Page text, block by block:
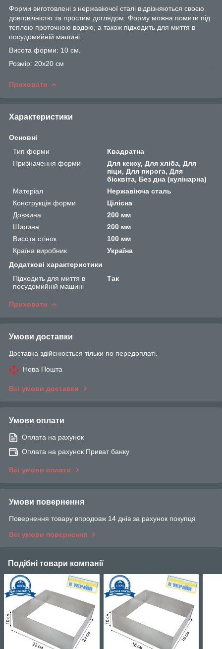
Форми виготовлені з нержавіючої сталі відрізняються своєю
довговічністю та простим доглядом. Форму можна помити під
теплою проточною водою, а також підходить для миття в
посудомийній машині.
Висота форми: 10 см.
Розмір: 20х20 см
Приховати
Характеристики
Основні
Тип форми
Квадратна
Призначення форми
Для кексу, Для хліба, Для
піци, Для пирога, Для
бісквіта, Без дна (кулінарна)
Матеріал
Нержавіюча сталь
Конструкція форми
Цілісна
Довжина
200 мм
Ширина
200 мм
Висота стінок
100 мм
Країна виробник
Україна
Додаткові характеристики
Підходить для миття в
посудомийній машині
Так
Приховати
Умови доставки
Доставка здійснюється тільки по передоплаті.
Нова Пошта
Всі умови доставки
Умови оплати
Оплата на рахунок
Оплата на рахунок Приват банку
Всі умови оплати
Умови повернення
Повернення товару впродовж 14 днів за рахунок покупця
Всі умови повернення
Подібні товари компанії